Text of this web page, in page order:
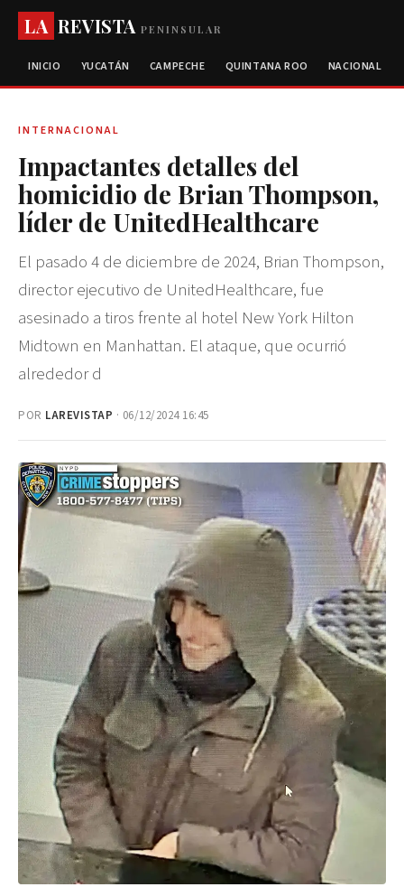
LA REVISTAPENINSULAR
INICIO YUCATÁN CAMPECHE QUINTANA ROO NACIONAL
INTERNACIONAL
Impactantes detalles del
homicidio de Brian Thompson,
líder de UnitedHealthcare
El pasado 4 de diciembre de 2024, Brian Thompson,
director ejecutivo de UnitedHealthcare, fue
asesinado a tiros frente al hotel New York Hilton
Midtown en Manhattan. El ataque, que ocurrió
alrededor d
POR LAREVISTAP · 06/12/2024 16:45